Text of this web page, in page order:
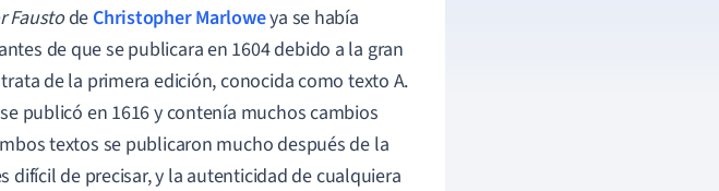
Faustode Christopher Marloweya se había
de que se publicara en 1604 debido a la gran
de la primera edición, conocida como texto A.
publicó en 1616 y contenía muchos cambios
textos se publicaron mucho después de la
difícil de precisar, y la autenticidad de cualquiera